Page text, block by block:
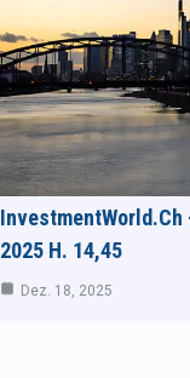
InvestmentWorld.ch
2025 H. 14,45
Dez. 18, 2025